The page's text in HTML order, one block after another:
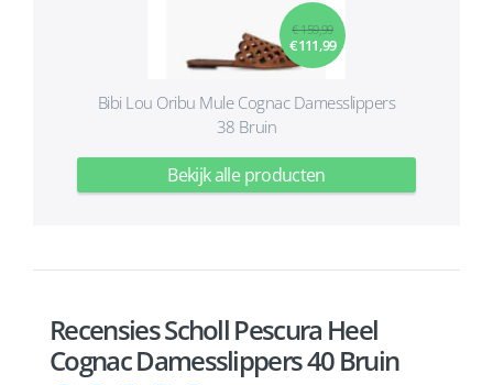
€ 159,99
€ 111,99
Bibi Lou Oribu Mule Cognac Damesslippers
38 Bruin
Bekijk alle producten
Recensies Scholl Pescura Heel
Cognac Damesslippers 40 Bruin